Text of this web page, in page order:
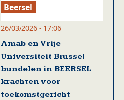
Beersel
26/03/2026 - 17:06
Amab en Vrije
Universiteit Brussel
bundelen in BEERSEL
krachten voor
toekomstgericht